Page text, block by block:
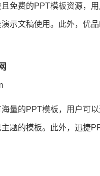
免费的PPT模板资源，
示文稿使用。此外，优
量的PPT模板，用户可
题的模板。此外，迅捷